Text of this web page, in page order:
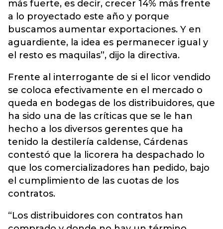
más fuerte, es decir, crecer 14% más frente
a lo proyectado este año y porque
buscamos aumentar exportaciones. Y en
aguardiente, la idea es permanecer igual y
el resto es maquilas”, dijo la directiva.
Frente al interrogante de si el licor vendido
se coloca efectivamente en el mercado o
queda en bodegas de los distribuidores, que
ha sido una de las críticas que se le han
hecho a los diversos gerentes que ha
tenido la destilería caldense, Cárdenas
contestó que la licorera ha despachado lo
que los comercializadores han pedido, bajo
el cumplimiento de las cuotas de los
contratos.
“Los distribuidores con contratos han